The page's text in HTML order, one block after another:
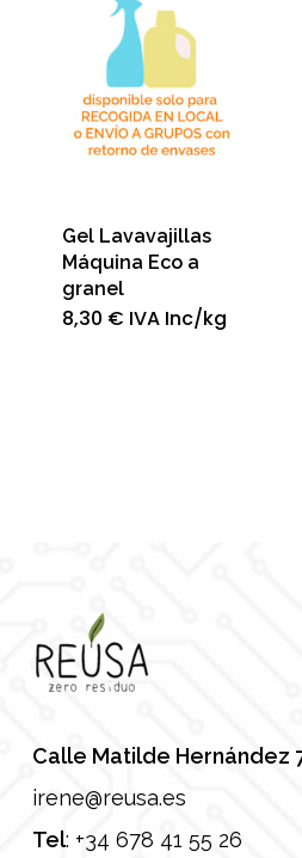
Gel Lavavajillas
Máquina Eco a
granel
8,30 € IVA Inc/kg
Calle Matilde Hernández
irene@reusa.es
Tel: +34 678 41 55 26